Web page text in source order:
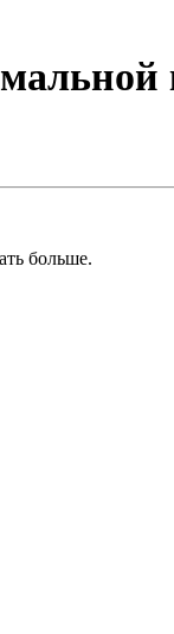
больше.